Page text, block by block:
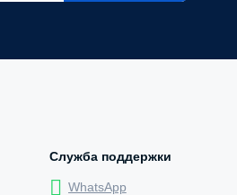
Служба поддержки
WhatsApp